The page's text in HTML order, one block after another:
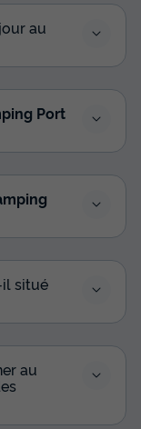
| 2
| TV
Cafetière
€ d'économie
au
Port
situé
au